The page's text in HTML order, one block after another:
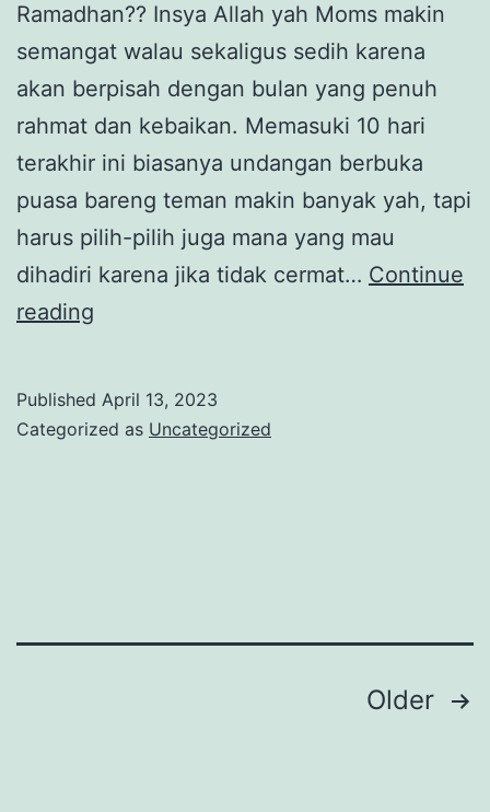
Ramadhan?? Insya Allah yah Moms makin
semangat walau sekaligus sedih karena
akan berpisah dengan bulan yang penuh
rahmat dan kebaikan. Memasuki 10 hari
terakhir ini biasanya undangan berbuka
puasa bareng teman makin banyak yah, tapi
harus pilih-pilih juga mana yang mau
dihadiri karena jika tidak cermat… Continue
reading
Double
Published April 13, 2023
Categorized as Uncategorized
Older